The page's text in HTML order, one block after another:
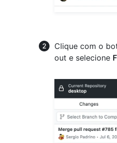
Clique com o
out e selecione